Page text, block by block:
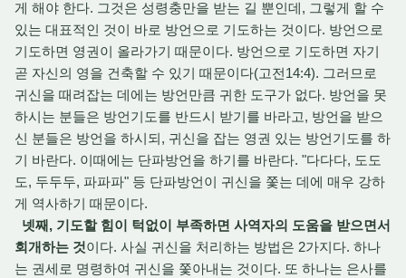
게 해야 한다. 그것은 성령충만을 받는 길 뿐인데, 그렇게 할 수
있는 대표적인 것이 바로 방언으로 기도하는 것이다. 방언으로
기도하면 영권이 올라가기 때문이다. 방언으로 기도하면 자기
곧 자신의 영을 건축할 수 있기 때문이다(고전14:4). 그러므로
귀신을 때려잡는 데에는 방언만큼 귀한 도구가 없다. 방언을 못
하시는 분들은 방언기도를 반드시 받기를 바라고, 방언을 받으
신 분들은 방언을 하시되, 귀신을 잡는 영권 있는 방언기도를 하
기 바란다. 이때에는 단파방언을 하기를 바란다. "다다다, 도도
도, 두두두, 파파파" 등 단파방언이 귀신을 쫓는 데에 매우 강하
게 역사하기 때문이다.
넷째, 기도할 힘이 턱없이 부족하면 사역자의 도움을 받으면서
회개하는 것이다. 사실 귀신을 처리하는 방법은 2가지다. 하나
는 권세로 명령하여 귀신을 쫓아내는 것이다. 또 하나는 은사를